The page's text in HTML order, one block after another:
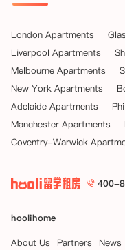
London Apartments
Liverpool Apartments
Melbourne Apartments
New York Apartments
Adelaide Apartments
Manchester Apartments
Coventry-Warwick
400-
hoolihome
About Us
Partners News